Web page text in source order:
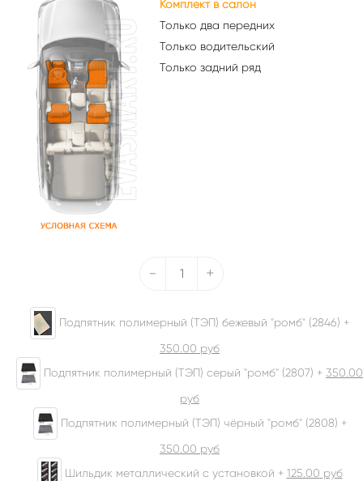
Комплект в салон
Только два передних
Только водительский
Только задний ряд
- +
Подпятник полимерный (ТЭП) бежевый "ромб" (2846) +
350.00 руб
Подпятник полимерный (ТЭП) серый "ромб" (2807) + 350.00
руб
Подпятник полимерный (ТЭП) чёрный "ромб" (2808) +
350.00 руб
Шильдик металлический с установкой + 125.00 руб